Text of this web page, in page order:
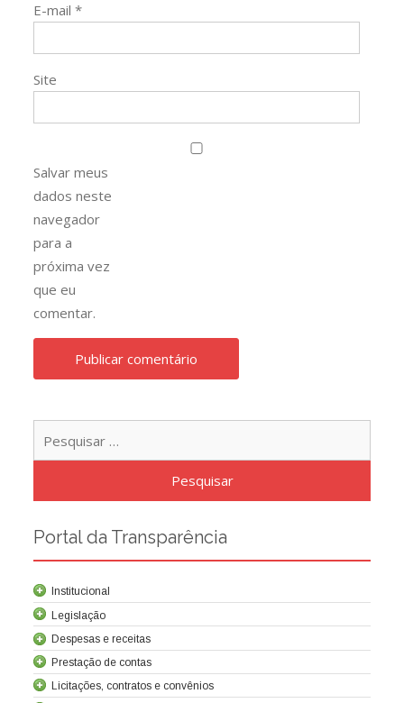
E-mail*
Site
Salvar meus
dados neste
navegador
para a
próxima vez
que eu
comentar.
Portal da Transparência
Institucional
Legislação
Despesas e receitas
Prestação de contas
Licitações, contratos e convênios